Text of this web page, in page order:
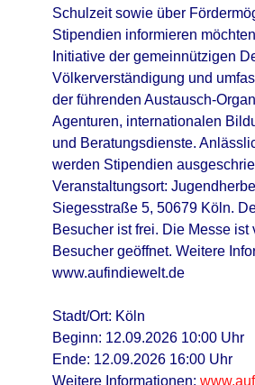
Schulzeit sowie über
Stipendien informieren
Initiative der gemeinnützigen
Völkerverständigung und
der führenden Austausch-
Agenturen, internationalen
und Beratungsdienste.
werden Stipendien
Veranstaltungsort:
Siegesstraße 5, 50679 Köln.
Besucher ist frei. Die Messe ist
Besucher geöffnet. Weitere
www.aufindiewelt.de
Stadt/Ort: Köln
Beginn: 12.09.2026 10:00 Uhr
Ende: 12.09.2026 16:00 Uhr
Weitere Informationen: